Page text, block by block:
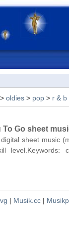
> oldies> pop> r & b
To Go sheet
sheet music
| Musik.cc|